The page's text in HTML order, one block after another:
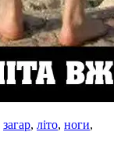
загар, літо, ноги,